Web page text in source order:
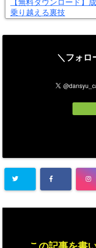
【無料ダウンロード】
乗り越える裏技
＼フォロ